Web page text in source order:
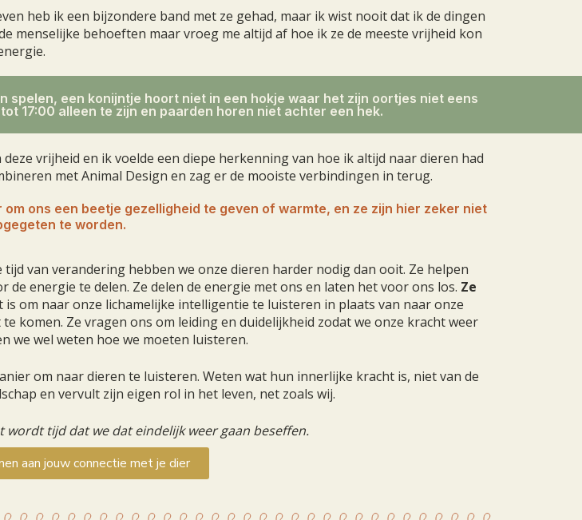
heb ik een bijzondere band met ze gehad, maar ik wist nooit dat ik de dingen
menselijke behoeften maar vroeg me altijd af hoe ik ze de meeste vrijheid kon
spelen, een konijntje hoort niet in een hokje waar het zijn oortjes niet eens
17:00 alleen te zijn en paarden horen niet achter een hek.
vrijheid en ik voelde een diepe herkenning van hoe ik altijd naar dieren had
met Animal Design en zag er de mooiste verbindingen in terug.
ons een beetje gezelligheid te geven of warmte, en ze zijn hier zeker niet
te worden.
van verandering hebben we onze dieren harder nodig dan ooit. Ze helpen
energie te delen. Ze delen de energie met ons en laten het voor ons los. Ze
is om naar onze lichamelijke intelligentie te luisteren in plaats van naar onze
komen. Ze vragen ons om leiding en duidelijkheid zodat we onze kracht weer
we wel weten hoe we moeten luisteren.
om naar dieren te luisteren. Weten wat hun innerlijke kracht is, niet van de
en vervult zijn eigen rol in het leven, net zoals wij.
wordt tijd dat we dat eindelijk weer gaan beseffen.
aan jouw connectie met je dier